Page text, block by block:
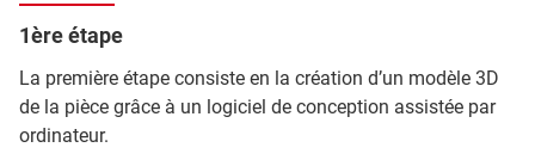
1ère étape
La première étape consiste en la création d’un modèle 3D
de la pièce grâce à un logiciel de conception assistée par
ordinateur.